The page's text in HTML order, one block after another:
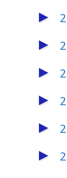
►
►
►
►
►
►